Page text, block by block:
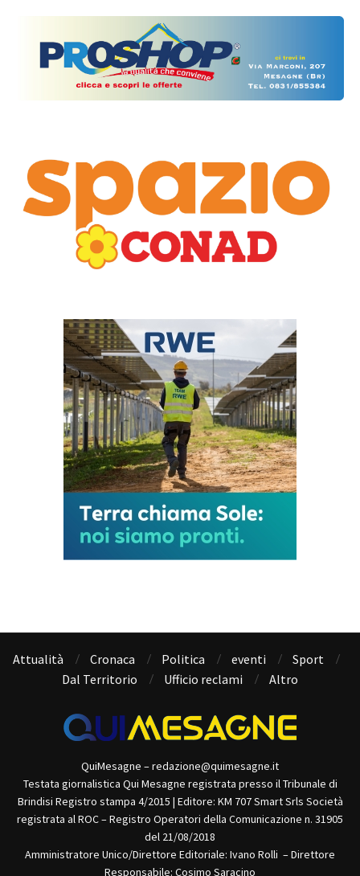
Attualità Cronaca Politica eventi
Sport
Dal Territorio
Ufficio reclami Altro
QuiMesagne – redazione@quimesagne.it
Testata giornalistica Qui Mesagne registrata presso il Tribunale di
Brindisi Registro stampa 4/2015 | Editore: KM 707 Smart Srls Società
registrata al ROC – Registro Operatori della Comunicazione n. 31905
del 21/08/2018
Amministratore Unico/Direttore Editoriale: Ivano Rolli – Direttore
Responsabile: Cosimo Saracino